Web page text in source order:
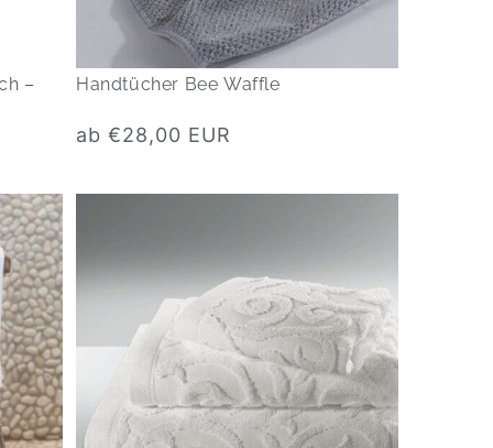
– Handtücher Bee Waffle
Normaler
ab €28,00 EUR